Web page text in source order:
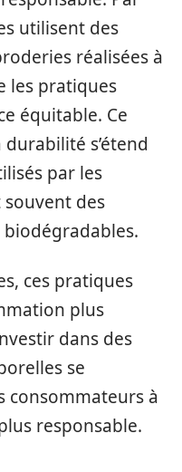
utilisent des
réalisées à
les pratiques
équitable. Ce
s’étend
par les
des
ces pratiques
plus
dans des
se
consommateurs à
responsable.